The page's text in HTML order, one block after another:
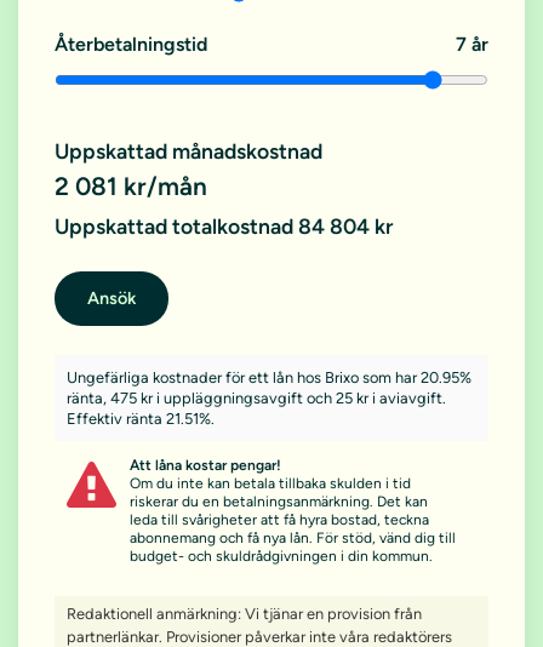
Återbetalningstid 7 år
Uppskattad månadskostnad
2 081 kr/mån
Uppskattad totalkostnad 84 804 kr
Ansök
Ungefärliga kostnader för ett lån hos Brixo som har 20.95%
ränta, 475 kr i uppläggningsavgift och 25 kr i aviavgift.
Effektiv ränta 21.51%.
Att låna kostar pengar!
Om du inte kan betala tillbaka skulden i tid
riskerar du en betalningsanmärkning. Det kan
leda till svårigheter att få hyra bostad, teckna
abonnemang och få nya lån. För stöd, vänd dig till
budget- och skuldrådgivningen i din kommun.
Redaktionell anmärkning: Vi tjänar en provision från
partnerlänkar. Provisioner påverkar inte våra redaktörers